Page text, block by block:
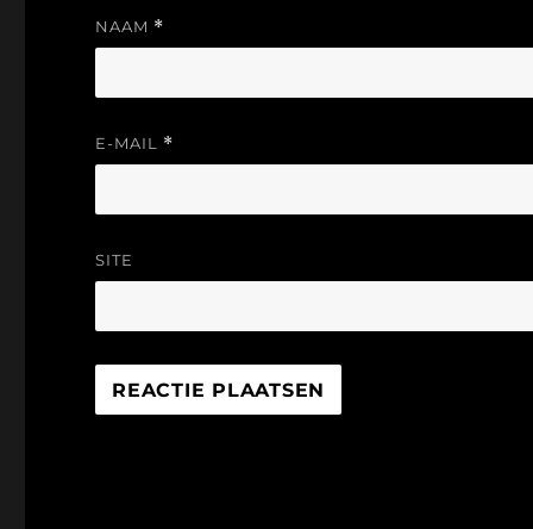
NAAM *
E-MAIL *
SITE